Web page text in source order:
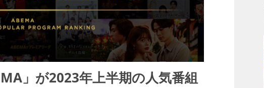
」が2023年上半期の人気番組